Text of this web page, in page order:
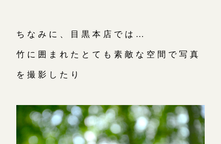
ちなみに、目黒本店では…
竹に囲まれたとても素敵な空間で写真
を撮影したり